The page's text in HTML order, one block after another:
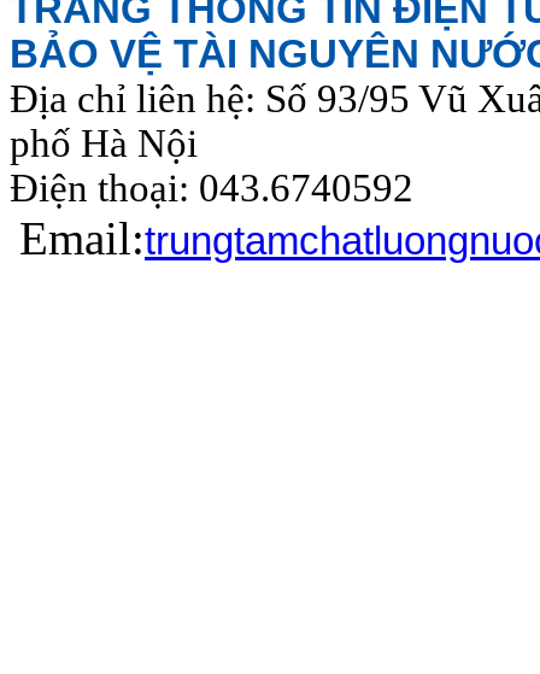
TRANG THÔNG TIN ĐIỆN
BẢO VỆ TÀI NGUYÊN
Địa chỉ liên hệ: Số 93/95 Vũ
phố Hà Nội
Điện thoại:
Email: